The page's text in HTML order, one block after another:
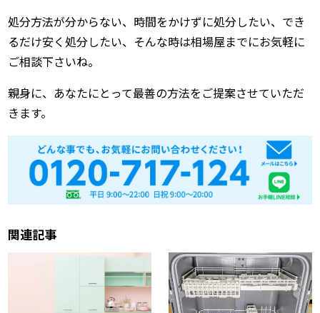
処分方法が分からない、時間をかけずに処分したい、でき
るだけ安く処分したい、そんな時は相場屋までにお気軽に
ご相談下さいね。
親身に、あなたにとって最善の方法をご提案させていただ
きます。
関連記事